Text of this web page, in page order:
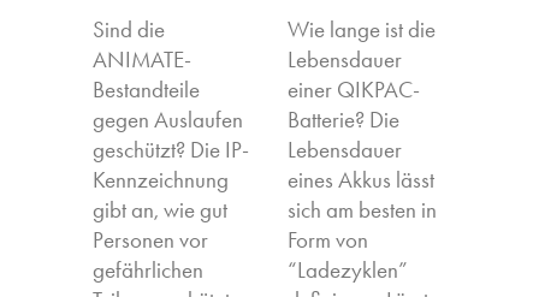
Sind die
ANIMATE-
Bestandteile
gegen Auslaufen
geschützt? Die IP-
Kennzeichnung
gibt an, wie gut
Personen vor
gefährlichen
Wie lange ist die
Lebensdauer
einer QIKPAC-
Batterie? Die
Lebensdauer
eines Akkus lässt
sich am besten in
Form von
“Ladezyklen”